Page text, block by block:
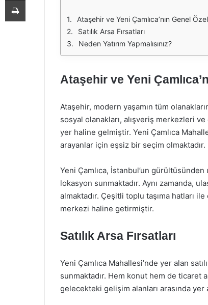
Ataşehir ve Yeni Çamlıca’nın Genel
Satılık Arsa Fırsatları
Neden Yatırım Yapmalısınız?
Ataşehir ve Yeni
Ataşehir, modern yaşamın tüm
sosyal olanakları, alışveriş merkezleri
yer haline gelmiştir. Yeni Çamlıca
arayanlar için eşsiz bir seçim olmaktadır.
Yeni Çamlıca, İstanbul’un
lokasyon sunmaktadır. Aynı zamanda,
almaktadır. Çeşitli toplu taşıma hatları
merkezi haline getirmiştir.
Satılık Arsa Fırsatları
Yeni Çamlıca Mahallesi’nde yer alan
sunmaktadır. Hem konut hem de ticaret
gelecekteki gelişim alanları arasında yer